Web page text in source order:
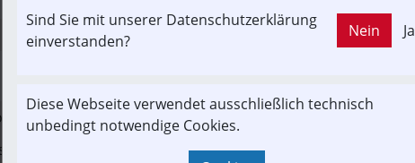
OUT
Fachbeitrag Güterverkehr Projekt
Konzept | Studien | Statistik
Strecken-Portrait Time-Event
Sind Sie mit unserer Datenschutzerklärung
einverstanden?
Nein Ja
Diese Webseite verwendet ausschließlich technisch
unbedingt notwendige Cookies.